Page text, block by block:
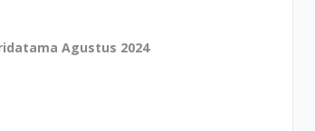
Agustus 2024